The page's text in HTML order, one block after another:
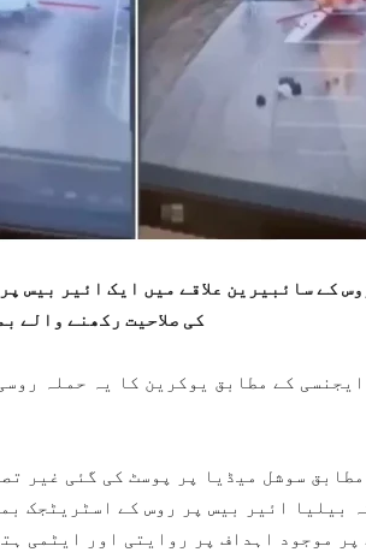
کے سائبیرین علاقے میں ایک ائیر بیس
کی صلاحیت رکھنے والے
کے مطابق یوکرین کا یہ حملہ
سوشل میڈیا پر پوسٹ کی گئی غیر
بیلیا ائیر بیس پر روس کے اسٹریٹجک
موجود اہداف پر روایتی اور ایٹمی